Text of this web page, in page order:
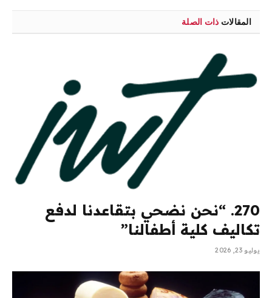
المقالات ذات الصلة
270. “نحن نضحي بتقاعدنا لدفع
تكاليف كلية أطفالنا”
يوليو 23, 2026